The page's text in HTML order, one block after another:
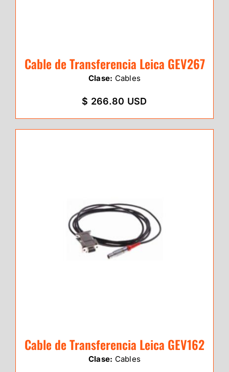
Cable de Transferencia Leica GEV267
Clase: Cables
$ 266.80 USD
Cable de Transferencia Leica GEV162
Clase: Cables